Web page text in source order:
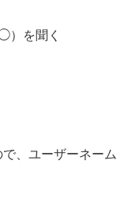
を聞く
、ユーザーネーム